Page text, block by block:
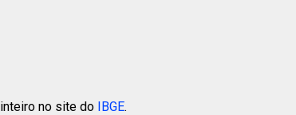
no site do IBGE.